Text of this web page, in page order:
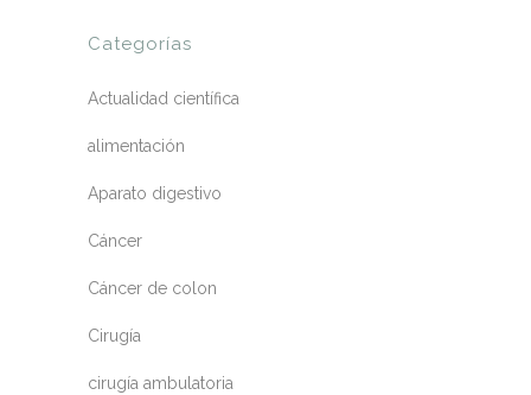
Categorías
Actualidad científica
alimentación
Aparato digestivo
Cáncer
Cáncer de colon
Cirugía
cirugía ambulatoria